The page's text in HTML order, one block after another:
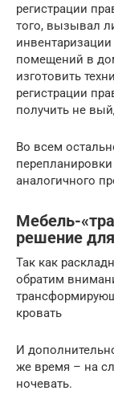
регистрации
того, вызывал
помещений в
изготовить
регистрации
получить не
Во всем
аналогичного
Мебель-
решение
Так как
обратим
кровать
И
же время – на
ночевать.